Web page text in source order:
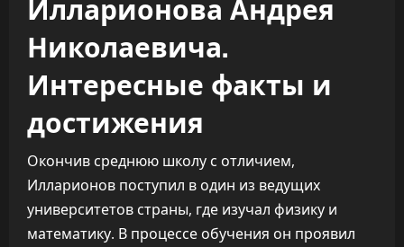
Николаевича.
Интересные факты и
достижения
Окончив среднюю школу с отличием,
Илларионов поступил в один из ведущих
университетов страны, где изучал физику и
математику. В процессе обучения он проявил